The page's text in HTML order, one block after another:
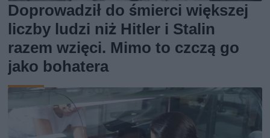
Doprowadził do śmierci większej
liczby ludzi niż Hitler i Stalin
razem wzięci. Mimo to czczą go
jako bohatera